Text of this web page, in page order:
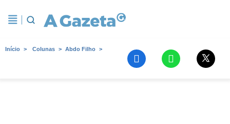
Início Colunas Abdo Filho